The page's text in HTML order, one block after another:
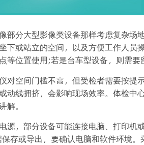
部分大型影像类设备那样考虑复杂场
下或站立的空间，以及方便工作人员
位置使用;若是台车型设备，则需要
对空间门槛不高，但受检者需要按提
动线拥挤，会影响现场效率。体检中
。
，部分设备可能连接电脑、打印机
存或导出，要确认电脑和软件环境。